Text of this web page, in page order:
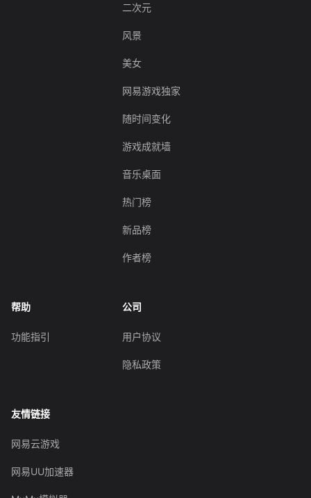
二次元
风景
美女
网易游戏独家
随时间变化
游戏成就墙
音乐桌面
热门榜
新品榜
作者榜
帮助
功能指引
公司
用户协议
隐私政策
友情链接
网易云游戏
网易UU加速器